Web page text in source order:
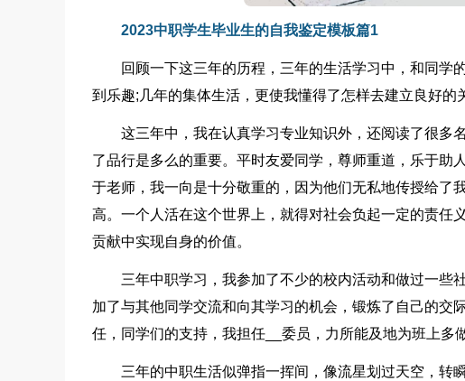
2023中职学生毕业生的自我鉴定模板篇1
回顾一下这三年的历程，三年的生活学习中，和同学
到乐趣;几年的集体生活，更使我懂得了怎样去建立良好的
这三年中，我在认真学习专业知识外，还阅读了很多
了品行是多么的重要。平时友爱同学，尊师重道，乐于助
于老师，我一向是十分敬重的，因为他们无私地传授给了
高。一个人活在这个世界上，就得对社会负起一定的责任
贡献中实现自身的价值。
三年中职学习，我参加了不少的校内活动和做过一些
加了与其他同学交流和向其学习的机会，锻炼了自己的交
任，同学们的支持，我担任__委员，力所能及地为班上多
三年的中职生活似弹指一挥间，像流星划过天空，转